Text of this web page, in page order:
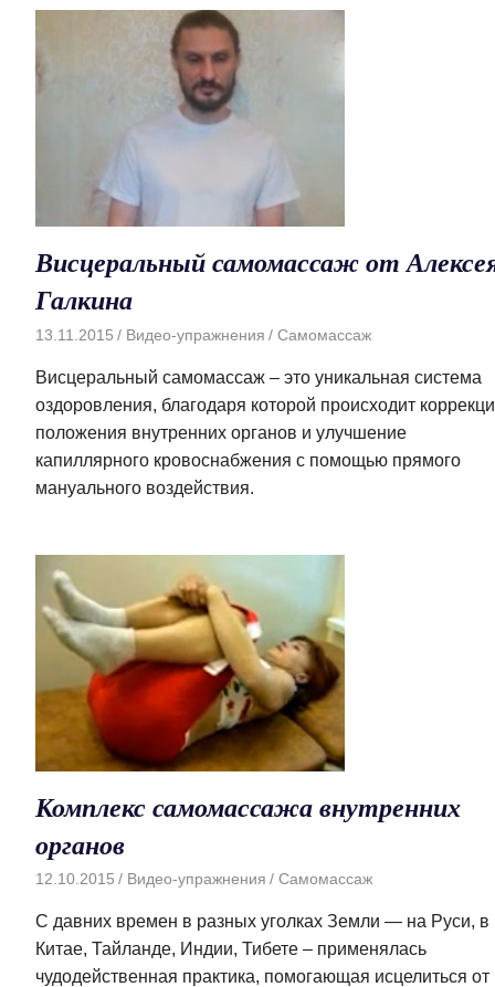
Висцеральный самомассаж от
Галкина
13.11.2015 Видео-упражнения Самомассаж
Висцеральный самомассаж – это уникальная система
оздоровления, благодаря которой происходит
положения внутренних органов и улучшение
капиллярного кровоснабжения с помощью прямого
мануального воздействия.
Комплекс самомассажа внутренних
органов
12.10.2015 Видео-упражнения Самомассаж
С давних времен в разных уголках Земли — на Руси, в
Китае, Тайланде, Индии, Тибете – применялась
чудодейственная практика, помогающая исцелиться от